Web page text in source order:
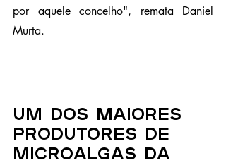
por aquele concelho", remata Daniel
Murta.
Um dos maiores
produtores de
microalgas da